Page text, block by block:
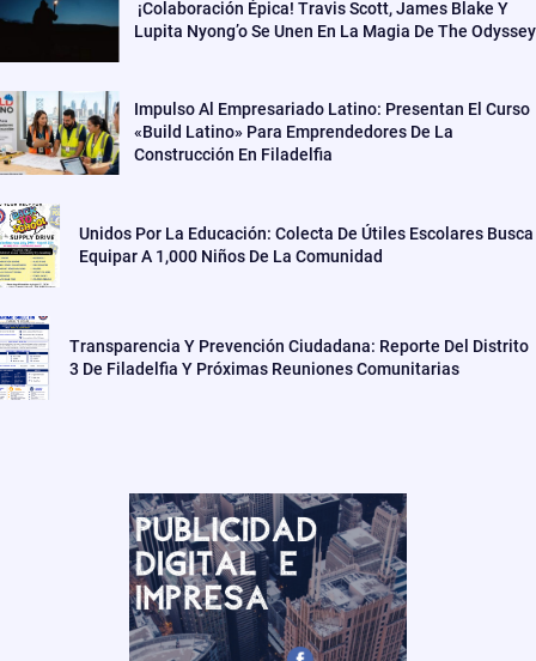
¡Colaboración Épica! Travis Scott, James Blake Y
Lupita Nyong’o Se Unen En La Magia De The Odyssey
Impulso Al Empresariado Latino: Presentan El Curso
«Build Latino» Para Emprendedores De La
Construcción En Filadelfia
Unidos Por La Educación: Colecta De Útiles Escolares Busca
Equipar A 1,000 Niños De La Comunidad
Transparencia Y Prevención Ciudadana: Reporte Del Distrito
3 De Filadelfia Y Próximas Reuniones Comunitarias